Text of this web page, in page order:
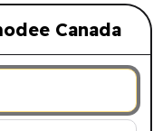
Canada
Canada